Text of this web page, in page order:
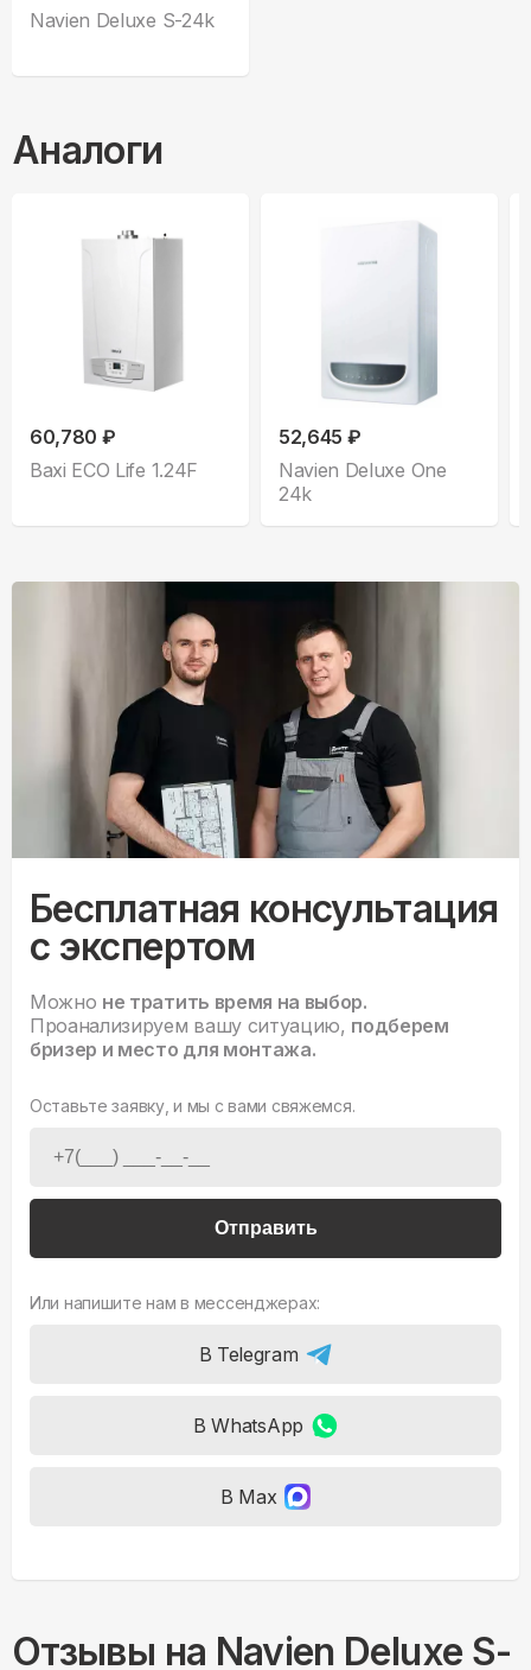
Navien Deluxe S-24k
Аналоги
60,780 ₽
Baxi ECO Life 1.24F
52,645 ₽
Navien Deluxe One
24k
Бесплатная консультация
с экспертом
Можно не тратить время на выбор.
Проанализируем вашу ситуацию, подберем
бризер и место для монтажа.
Оставьте заявку, и мы с вами свяжемся.
Отправить
Или напишите нам в мессенджерах:
В Telegram
В WhatsApp
В Max
Отзывы на Navien Deluxe S-